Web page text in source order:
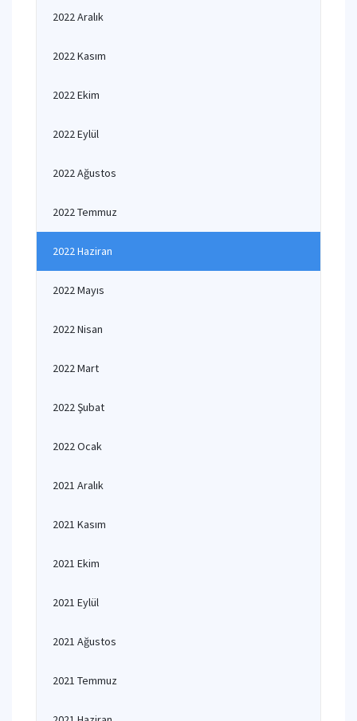
2022 Aralık
2022 Kasım
2022 Ekim
2022 Eylül
2022 Ağustos
2022 Temmuz
2022 Haziran
2022 Mayıs
2022 Nisan
2022 Mart
2022 Şubat
2022 Ocak
2021 Aralık
2021 Kasım
2021 Ekim
2021 Eylül
2021 Ağustos
2021 Temmuz